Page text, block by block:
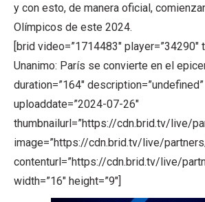
y con esto, de manera oficial,
Olímpicos de este 2024.
[brid video=”1714483″
Unanimo: París se convierte en el
duration=”164″ description=”undefined”
uploaddate=”2024-07-26″
thumbnailurl=”https://cdn.brid.tv/live/
image=”https://cdn.brid.tv/live/
contenturl=”https://cdn.brid.tv/live/
width=”16″ height=”9″]